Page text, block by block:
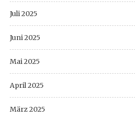
Juli 2025
Juni 2025
Mai 2025
April 2025
März 2025